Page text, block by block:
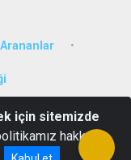
Sur/Diyarbakır
için sitemizde
hakkında